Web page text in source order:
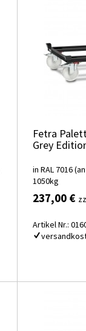
Fetra
Grey
in RAL 7016
1050kg
237,00 €
Artikel Nr.: